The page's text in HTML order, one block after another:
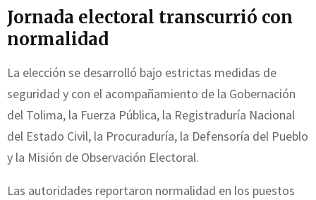
Jornada electoral transcurrió con
normalidad
La elección se desarrolló bajo estrictas medidas de
seguridad y con el acompañamiento de la Gobernación
del Tolima, la Fuerza Pública, la Registraduría Nacional
del Estado Civil, la Procuraduría, la Defensoría del Pueblo
y la Misión de Observación Electoral.
Las autoridades reportaron normalidad en los puestos